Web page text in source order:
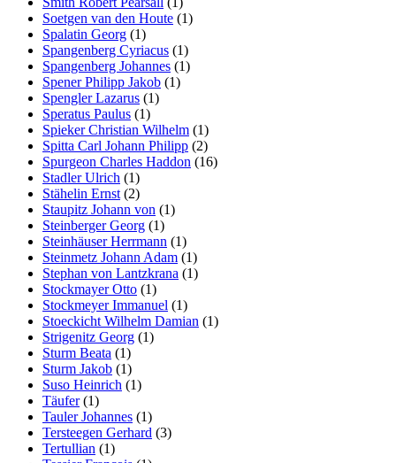
Soetgen van den Houte (1)
Spalatin Georg (1)
Spangenberg Cyriacus (1)
Spangenberg Johannes (1)
Spener Philipp Jakob (1)
Spengler Lazarus (1)
Speratus Paulus (1)
Spieker Christian Wilhelm (1)
Spitta Carl Johann Philipp (2)
Spurgeon Charles Haddon (16)
Stadler Ulrich (1)
Stähelin Ernst (2)
Staupitz Johann von (1)
Steinberger Georg (1)
Steinhäuser Herrmann (1)
Steinmetz Johann Adam (1)
Stephan von Lantzkrana (1)
Stockmayer Otto (1)
Stockmeyer Immanuel (1)
Stoeckicht Wilhelm Damian (1)
Strigenitz Georg (1)
Sturm Beata (1)
Sturm Jakob (1)
Suso Heinrich (1)
Täufer(1)
Tauler Johannes (1)
Tersteegen Gerhard (3)
Tertullian (1)